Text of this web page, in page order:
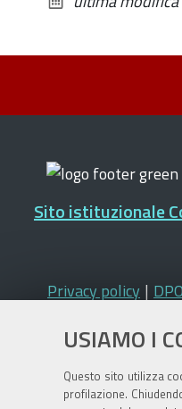
USIAMO I
Questo sito utilizza
profilazione.
Sito istituzionale
Privacy policy | DPO